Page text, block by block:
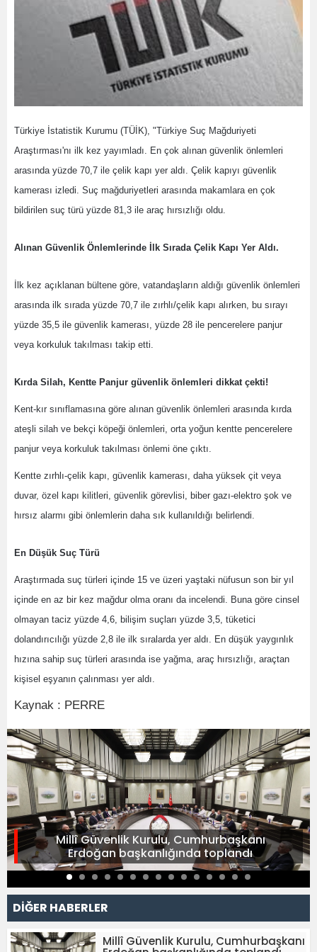
Türkiye İstatistik Kurumu (TÜİK), "Türkiye Suç Mağduriyeti
Araştırması'nı ilk kez yayımladı. En çok alınan güvenlik önlemleri
arasında yüzde 70,7 ile çelik kapı yer aldı. Çelik kapıyı güvenlik
kamerası izledi. Suç mağduriyetleri arasında makamlara en çok
bildirilen suç türü yüzde 81,3 ile araç hırsızlığı oldu.
Alınan Güvenlik Önlemlerinde İlk Sırada Çelik Kapı Yer Aldı.
İlk kez açıklanan bültene göre, vatandaşların aldığı güvenlik önlemleri
arasında ilk sırada yüzde 70,7 ile zırhlı/çelik kapı alırken, bu sırayı
yüzde 35,5 ile güvenlik kamerası, yüzde 28 ile pencerelere panjur
veya korkuluk takılması takip etti.
Kırda Silah, Kentte Panjur güvenlik önlemleri dikkat çekti!
Kent-kır sınıflamasına göre alınan güvenlik önlemleri arasında kırda
ateşli silah ve bekçi köpeği önlemleri, orta yoğun kentte pencerelere
panjur veya korkuluk takılması önlemi öne çıktı.
Kentte zırhlı-çelik kapı, güvenlik kamerası, daha yüksek çit veya
duvar, özel kapı kilitleri, güvenlik görevlisi, biber gazı-elektro şok ve
hırsız alarmı gibi önlemlerin daha sık kullanıldığı belirlendi.
En Düşük Suç Türü
Araştırmada suç türleri içinde 15 ve üzeri yaştaki nüfusun son bir yıl
içinde en az bir kez mağdur olma oranı da incelendi. Buna göre cinsel
olmayan taciz yüzde 4,6, bilişim suçları yüzde 3,5, tüketici
dolandırıcılığı yüzde 2,8 ile ilk sıralarda yer aldı. En düşük yaygınlık
hızına sahip suç türleri arasında ise yağma, araç hırsızlığı, araçtan
kişisel eşyanın çalınması yer aldı.
Kaynak : PERRE
Millî Güvenlik Kurulu, Cumhurbaşkanı
Erdoğan başkanlığında toplandı
DİĞER HABERLER
Millî Güvenlik Kurulu, Cumhurbaşkanı